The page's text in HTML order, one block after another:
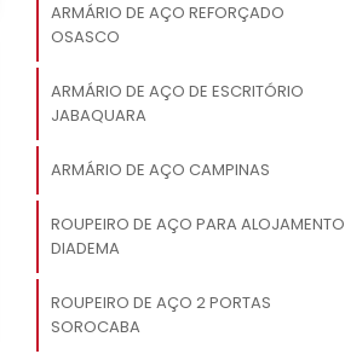
ARMÁRIO DE AÇO REFORÇADO
OSASCO
ARMÁRIO DE AÇO DE ESCRITÓRIO
JABAQUARA
ARMÁRIO DE AÇO CAMPINAS
ROUPEIRO DE AÇO PARA ALOJAMENTO
DIADEMA
ROUPEIRO DE AÇO 2 PORTAS
SOROCABA